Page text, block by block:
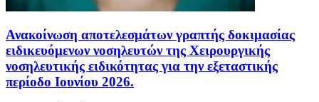
Ανακοίνωση αποτελεσμάτων γραπτής δοκιμασίας
ειδικευόμενων νοσηλευτών της Χειρουργικής
νοσηλευτικής ειδικότητας για την εξεταστικής
περίοδο Ιουνίου 2026.